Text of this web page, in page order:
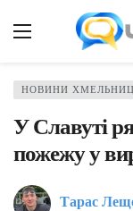
НОВИНИ
У Славуті
пожежу у
Тарас